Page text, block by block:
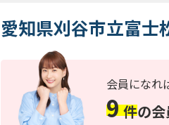
愛知県刈谷市立富士
会員になれ
9件の